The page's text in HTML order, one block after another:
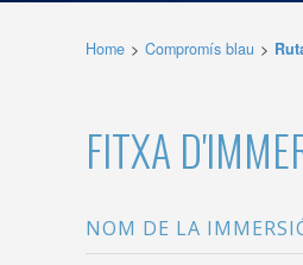
Home Compromís blau
FITXA
NOM DE LA